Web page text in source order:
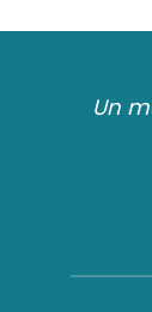
Un